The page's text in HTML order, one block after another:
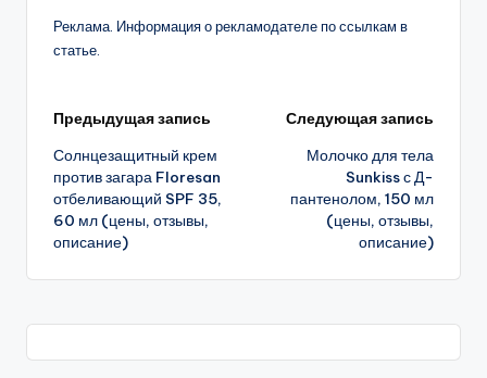
Реклама. Информация о рекламодателе по ссылкам в
статье.
Навигация
записи
Предыдущая запись
Солнцезащитный крем
против загара Floresan
отбеливающий SPF 35,
60 мл (цены, отзывы,
описание)
Следующая запись
Молочко для тела
Sunkiss с Д-
пантенолом, 150 мл
(цены, отзывы,
описание)